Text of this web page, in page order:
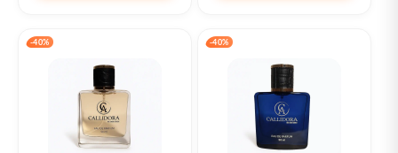
-40% -40%